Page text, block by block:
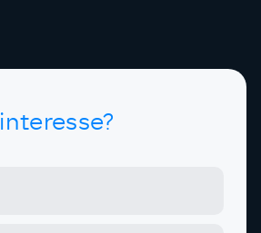
interesse?